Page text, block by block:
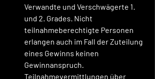
Verwandte und Verschwägerte 1.
und 2. Grades. Nicht
teilnahmeberechtigte Personen
erlangen auch im Fall der Zuteilung
eines Gewinns keinen
Gewinnanspruch.
Teilnahmevermittlungen über